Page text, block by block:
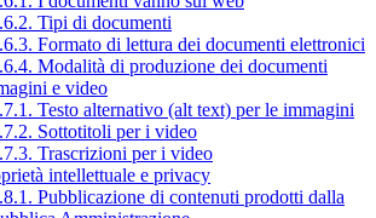
Tipi di documenti
Formato di lettura dei documenti elettronici
Modalità di produzione dei documenti
e video
Testo alternativo (alt text) per le immagini
Sottotitoli per i video
Trascrizioni per i video
intellettuale e privacy
Pubblicazione di contenuti prodotti dalla